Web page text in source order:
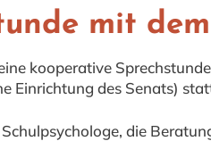
mit
kooperative
Einrichtung des Senats)
die